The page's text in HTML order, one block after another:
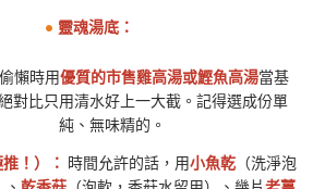
靈魂湯底：
偷懶時用優質的市售雞高湯或鰹魚高湯當基
對比只用清水好上一大截。記得選成份單
純、無味精的。
！）： 時間允許的話，用小魚乾 （洗淨泡